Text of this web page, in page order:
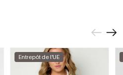
€15,75
Entrepôt de l'UE